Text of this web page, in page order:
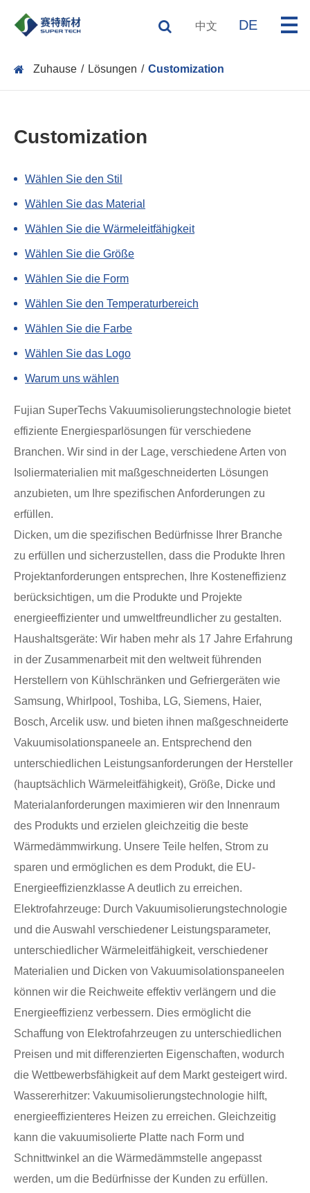
中文 DE
Zuhause Lösungen Customization
Customization
Wählen Sie den Stil
Wählen Sie das Material
Wählen Sie die Wärmeleitfähigkeit
Wählen Sie die Größe
Wählen Sie die Form
Wählen Sie den Temperaturbereich
Wählen Sie die Farbe
Wählen Sie das Logo
Warum uns wählen
Fujian SuperTechs Vakuumisolierungstechnologie bietet
effiziente Energiesparlösungen für verschiedene
Branchen. Wir sind in der Lage, verschiedene Arten von
Isoliermaterialien mit maßgeschneiderten Lösungen
anzubieten, um Ihre spezifischen Anforderungen zu
erfüllen.
Dicken, um die spezifischen Bedürfnisse Ihrer Branche
zu erfüllen und sicherzustellen, dass die Produkte Ihren
Projektanforderungen entsprechen, Ihre Kosteneffizienz
berücksichtigen, um die Produkte und Projekte
energieeffizienter und umweltfreundlicher zu gestalten.
Haushaltsgeräte: Wir haben mehr als 17 Jahre Erfahrung
in der Zusammenarbeit mit den weltweit führenden
Herstellern von Kühlschränken und Gefriergeräten wie
Samsung, Whirlpool, Toshiba, LG, Siemens, Haier,
Bosch, Arcelik usw. und bieten ihnen maßgeschneiderte
Vakuumisolationspaneele an. Entsprechend den
unterschiedlichen Leistungsanforderungen der Hersteller
(hauptsächlich Wärmeleitfähigkeit), Größe, Dicke und
Materialanforderungen maximieren wir den Innenraum
des Produkts und erzielen gleichzeitig die beste
Wärmedämmwirkung. Unsere Teile helfen, Strom zu
sparen und ermöglichen es dem Produkt, die EU-
Energieeffizienzklasse A deutlich zu erreichen.
Elektrofahrzeuge: Durch Vakuumisolierungstechnologie
und die Auswahl verschiedener Leistungsparameter,
unterschiedlicher Wärmeleitfähigkeit, verschiedener
Materialien und Dicken von Vakuumisolationspaneelen
können wir die Reichweite effektiv verlängern und die
Energieeffizienz verbessern. Dies ermöglicht die
Schaffung von Elektrofahrzeugen zu unterschiedlichen
Preisen und mit differenzierten Eigenschaften, wodurch
die Wettbewerbsfähigkeit auf dem Markt gesteigert wird.
Wassererhitzer: Vakuumisolierungstechnologie hilft,
energieeffizienteres Heizen zu erreichen. Gleichzeitig
kann die vakuumisolierte Platte nach Form und
Schnittwinkel an die Wärmedämmstelle angepasst
werden, um die Bedürfnisse der Kunden zu erfüllen.